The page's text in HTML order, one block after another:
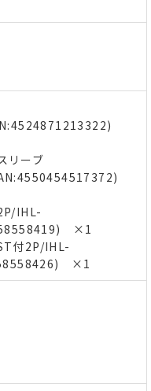
リーブ
IHL-
×1
付2P/IHL-
×1